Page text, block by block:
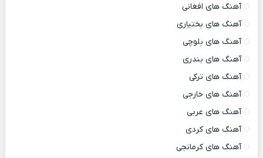
آهنگ های افغانی
آهنگ های بختیاری
آهنگ های بلوچی
آهنگ های بندری
آهنگ های ترکی
آهنگ های خارجی
آهنگ های عربی
آهنگ های کردی
آهنگ های کرمانجی